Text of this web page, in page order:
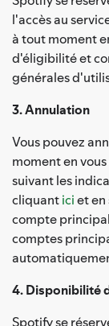
l'accès au
à tout moment
d'éligibilité et
générales
3. Annulation
Vous pouvez
moment en
suivant les
cliquanticiet en
compte
comptes
4. Disponibilité
Spotify se